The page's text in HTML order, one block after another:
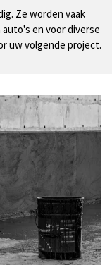
Ze worden vaak
en voor diverse
uw volgende project.